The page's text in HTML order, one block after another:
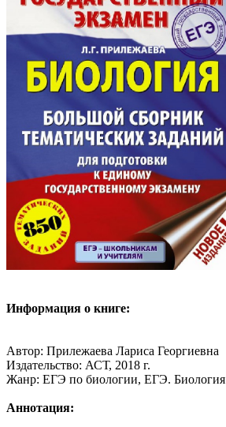
Информация о книге:
Автор: Прилежаева Лариса Георгиевна
Издательство: АСТ, 2018 г.
Жанр: ЕГЭ по биологии, ЕГЭ. Биология
Аннотация: